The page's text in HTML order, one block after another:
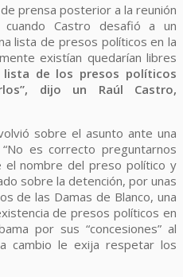
prensa posterior a la reunión
Castro desafió a un
lista de presos políticos en la
existían quedarían libres
lista de los presos políticos
dijo un Raúl Castro,
sobre el asunto ante una
es correcto preguntarnos
el nombre del preso político y
sobre la detención, por unas
de las Damas de Blanco, una
de presos políticos en
por sus “concesiones” al
cambio le exija respetar los